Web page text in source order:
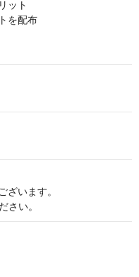
ット
を配布
ざいます。
さい。